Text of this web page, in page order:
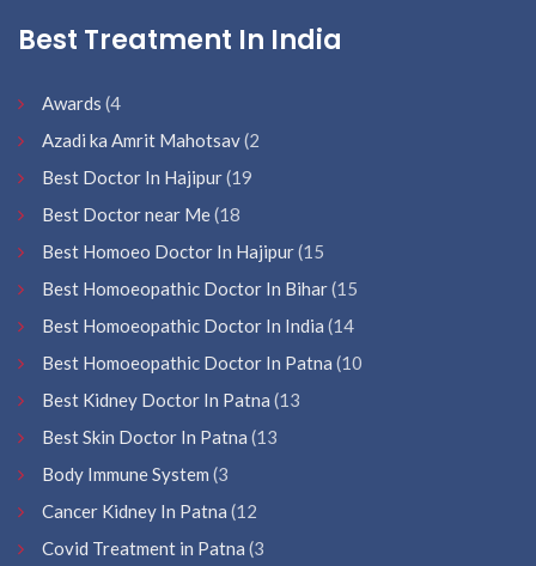
Best Treatment In India
Awards (4
Azadi ka Amrit Mahotsav(2
Best Doctor In Hajipur(19
Best Doctor near Me(18
Best Homoeo Doctor In Hajipur(15
Best Homoeopathic Doctor In Bihar(15
Best Homoeopathic Doctor In India (14
Best Homoeopathic Doctor In Patna (10
Best Kidney Doctor In Patna (13
Best Skin Doctor In Patna (13
Body Immune System (3
Cancer Kidney In Patna (12
Covid Treatment in Patna (3